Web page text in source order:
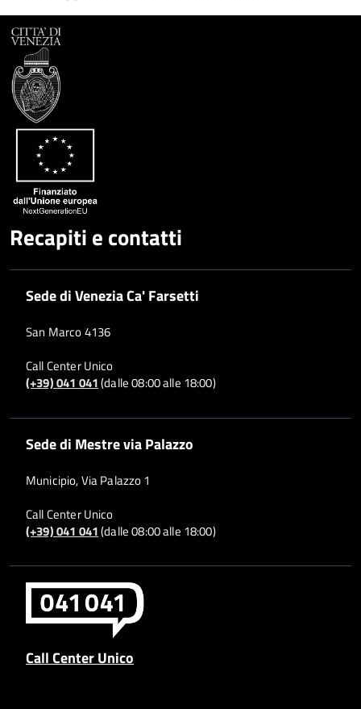
Recapiti e contatti
Sede di Venezia Ca' Farsetti
San Marco 4136
Call Center Unico
(+39) 041 041(dalle 08:00 alle 18:00)
Sede di Mestre via Palazzo
Municipio, Via Palazzo 1
Call Center Unico
(+39) 041 041(dalle 08:00 alle 18:00)
Call Center Unico